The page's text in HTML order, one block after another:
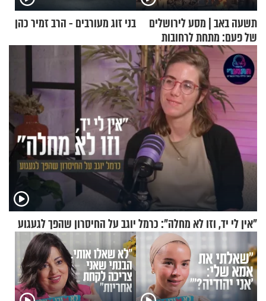
תשעה באב | מסע לירושלים
של פעם: מתחת לרחובות
ירושלים
בני זוג מעורבים - הרב זמיר כהן
"אין לי יד, וזו לא מחלה": כרמל יוגב על החיסרון שהפך לגעגוע